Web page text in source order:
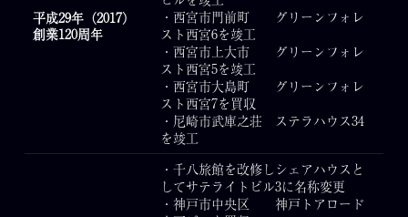
平成29年（2017）
創業120周年
・西宮市門前町 グリーンフォレ
スト西宮6を竣工
・西宮市上大市 グリーンフォレ
スト西宮5を竣工
・西宮市大島町 グリーンフォレ
スト西宮7を買収
・尼崎市武庫之荘 ステラハウス34
を竣工
・千八旅館を改修しシェアハウスと
してサテライトビル3に名称変更
・神戸市中央区 神戸トアロード